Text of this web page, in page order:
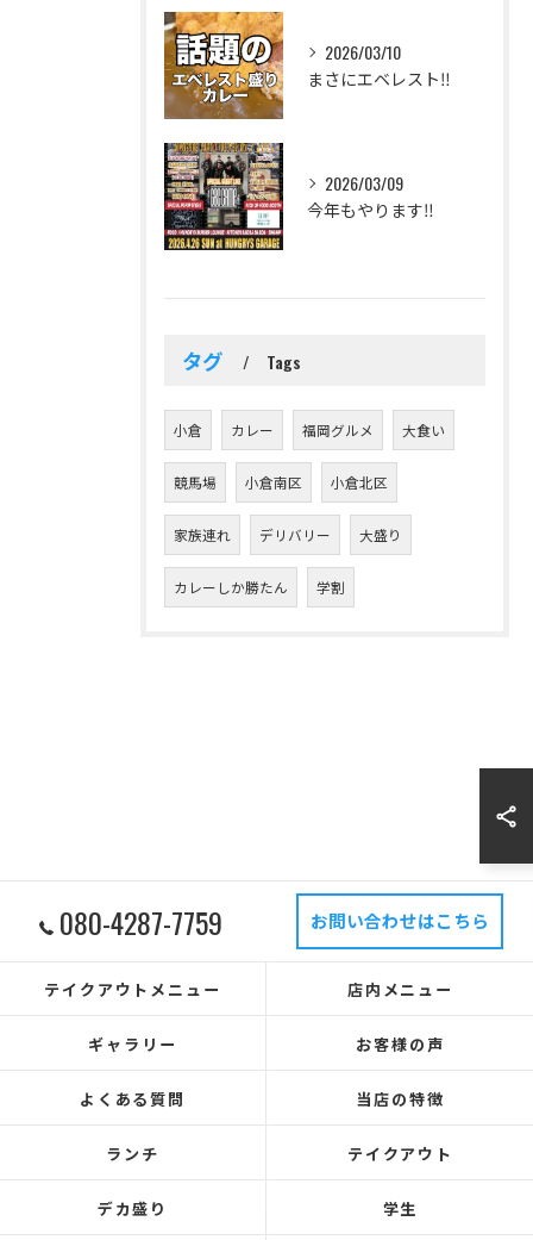
2026/03/10
まさにエベレスト‼️
2026/03/09
今年もやります‼️
タグ Tags
小倉 カレー 福岡グルメ 大食い
競馬場 小倉南区 小倉北区
家族連れ デリバリー 大盛り
カレーしか勝たん 学割
080-4287-7759 お問い合わせはこちら
テイクアウトメニュー 店内メニュー
ギャラリー お客様の声
よくある質問 当店の特徴
ランチ テイクアウト
デカ盛り 学生